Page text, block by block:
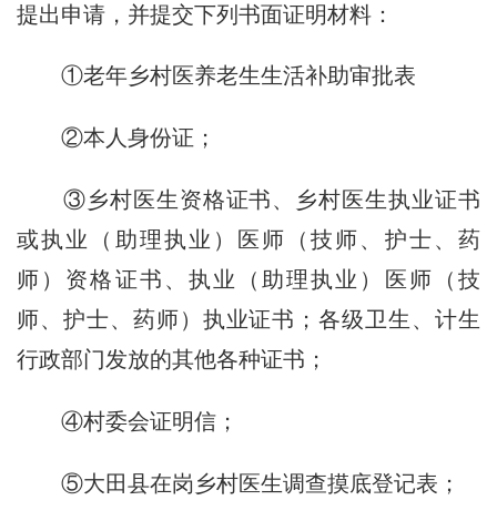
提出申请，并提交下列书面证明材料：
①老年乡村医养老生生活补助审批表
②本人身份证；
③乡村医生资格证书、乡村医生执业证书
或执业（助理执业）医师（技师、护士、药
师）资格证书、执业（助理执业）医师（技
师、护士、药师）执业证书；各级卫生、计生
行政部门发放的其他各种证书；
④村委会证明信；
⑤大田县在岗乡村医生调查摸底登记表；